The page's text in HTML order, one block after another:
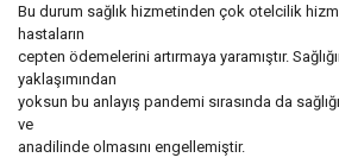
Bu durum sağlık hizmetinden çok otelcilik
hastaların
cepten ödemelerini artırmaya yaramıştır.
yaklaşımından
yoksun bu anlayış pandemi sırasında da
ve
anadilinde olmasını engellemiştir.